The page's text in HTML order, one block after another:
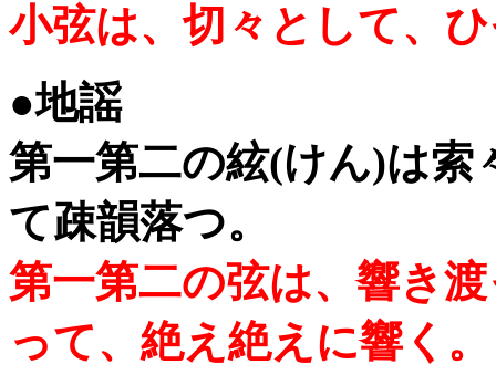
小弦は、切々として、
●地謡
第一第二の絃(けん)は索
て疎韻落つ。
第一第二の弦は、響き
って、絶え絶えに響く。